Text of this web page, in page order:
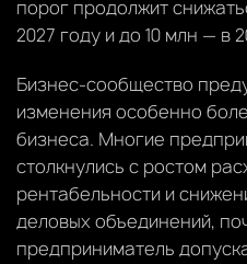
порог продолжит
2027 году и до 10 млн — в
Бизнес-сообщество
изменения особенно
бизнеса. Многие
столкнулись с ростом
рентабельности и
деловых объединений,
предприниматель